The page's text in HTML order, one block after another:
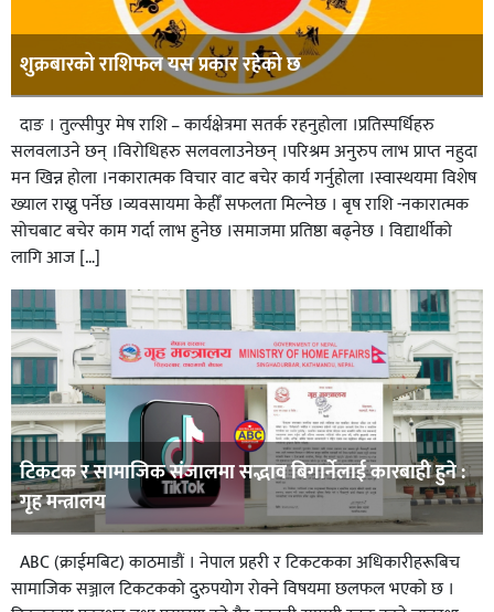
शुक्रबारको राशिफल यस प्रकार रहेको छ
दाङ । तुल्सीपुर मेष राशि – कार्यक्षेत्रमा सतर्क रहनुहोला ।प्रतिस्पर्धिहरु
सलवलाउने छन् ।विरोधिहरु सलवलाउनेछन् ।परिश्रम अनुरुप लाभ प्राप्त नहुदा
मन खिन्न होला ।नकारात्मक विचार वाट बचेर कार्य गर्नुहोला ।स्वास्थयमा विशेष
ख्याल राख्नु पर्नेछ ।व्यवसायमा केहीँ सफलता मिल्नेछ । बृष राशि -नकारात्मक
सोचबाट बचेर काम गर्दा लाभ हुनेछ ।समाजमा प्रतिष्ठा बढ्नेछ । विद्यार्थीको
लागि आज […]
टिकटक र सामाजिक संजालमा सद्भाव बिगार्नेलाई कारबाही हुने :
गृह मन्त्रालय
ABC (क्राईमबिट) काठमाडौं । नेपाल प्रहरी र टिकटकका अधिकारीहरूबिच
सामाजिक सञ्जाल टिकटकको दुरुपयोग रोक्ने विषयमा छलफल भएको छ ।